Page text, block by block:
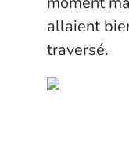
allaient
traversé.